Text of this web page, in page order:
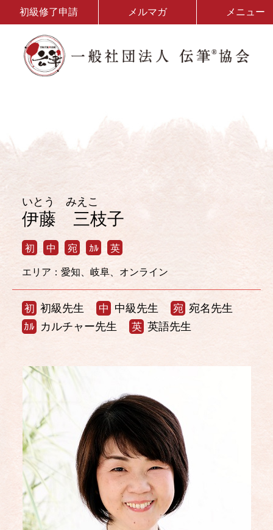
初級修了申請 メルマガ メニュー
伊藤 三枝子
いとう みえこ
初 中 宛 ｶﾙ 英
エリア：愛知、岐阜、オンライン
初 初級先生 中 中級先生 宛 宛名先生
ｶﾙ カルチャー先生 英 英語先生